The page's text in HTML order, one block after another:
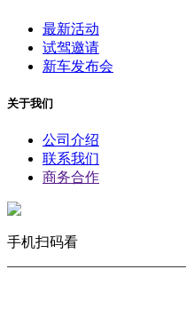
最新活动
试驾邀请
新车发布会
关于我们
公司介绍
联系我们
商务合作
手机扫码看